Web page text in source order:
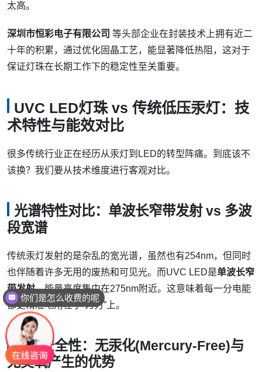
太高。
深圳市恒彩电子有限公司 等头部企业在封装技术上拥有近二
十年的积累，通过优化固晶工艺，能显著降低热阻，这对于
保证灯珠在长期工作下的稳定性至关重要。
UVC LED灯珠 vs 传统低压汞灯：技
术特性与能效对比
很多传统行业正在经历从汞灯到LED的转型阵痛。到底该不
该换？我们要从技术维度进行客观对比。
光谱特性对比：单波长窄带发射 vs 多波
段宽谱
传统汞灯发射的是杂乱的宽光谱，虽然也有254nm，但同时
也伴随着许多无用的废热和可见光。而UVC LED是单波长窄
带发射，能量高度集中在275nm附近。这意味着每一分电能
都更精准地用在了“刀刃”上。
环境安全性：无汞化(Mercury-Free)与
无臭氧产生的优势
你们是怎么收费的呢